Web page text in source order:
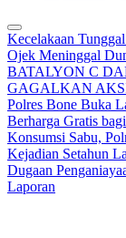
Kecelakaan
Ojek Meninggal
BATALYON C
GAGALKAN
Polres Bone Buka
Berharga Gratis
Konsumsi Sabu,
Kejadian Setahun
Dugaan
Laporan